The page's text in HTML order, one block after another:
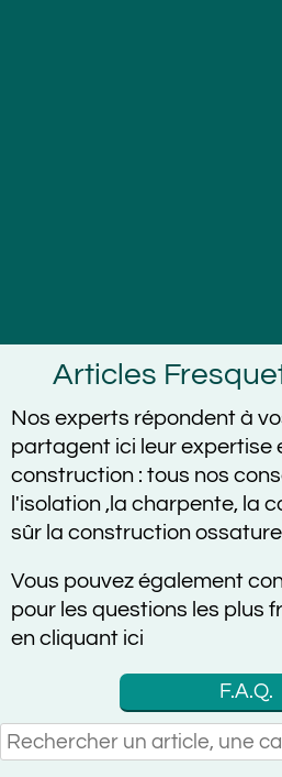
Articles
Nos experts répondent à
partagent ici leur expertise
construction : tous nos
l'isolation ,la charpente, la
sûr la construction
Vous pouvez également
pour les questions les plus
en cliquant ici
F.A.Q.